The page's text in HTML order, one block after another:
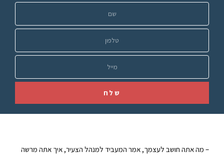
שלח
– מה אתה חושב לעצמך, אמר המעביד למנהל הצעיר, איך אתה מרשה